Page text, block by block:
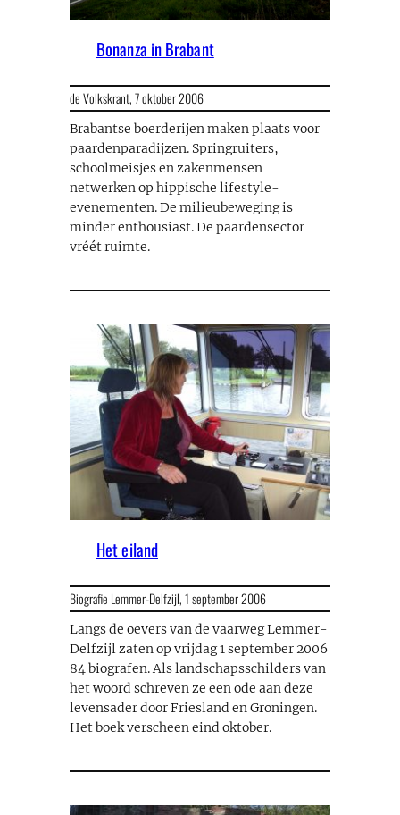
Bonanza in Brabant
de Volkskrant,7 oktober 2006
Brabantse boerderijen maken plaats voor
paardenparadijzen. Springruiters,
schoolmeisjes en zakenmensen
netwerken op hippische lifestyle-
evenementen. De milieubeweging is
minder enthousiast. De paardensector
vréét ruimte.
Het eiland
Biografie Lemmer-Delfzijl,1 september 2006
Langs de oevers van de vaarweg Lemmer-
Delfzijl zaten op vrijdag 1 september 2006
84 biografen. Als landschapsschilders van
het woord schreven ze een ode aan deze
levensader door Friesland en Groningen.
Het boek verscheen eind oktober.